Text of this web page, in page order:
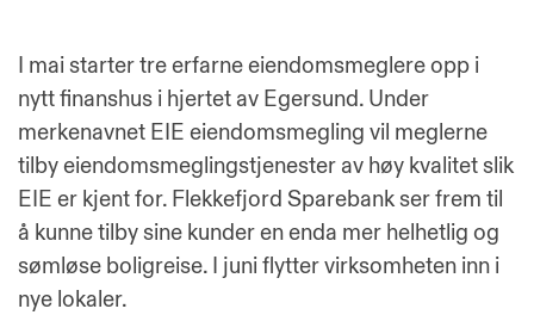
I mai starter tre erfarne eiendomsmeglere opp i
nytt finanshus i hjertet av Egersund. Under
merkenavnet EIE eiendomsmegling vil meglerne
tilby eiendomsmeglingstjenester av høy kvalitet slik
EIE er kjent for. Flekkefjord Sparebank ser frem til
å kunne tilby sine kunder en enda mer helhetlig og
sømløse boligreise. I juni flytter virksomheten inn i
nye lokaler.